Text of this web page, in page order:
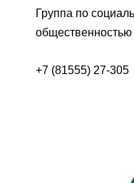
Группа по
+7 (81555) 27-305